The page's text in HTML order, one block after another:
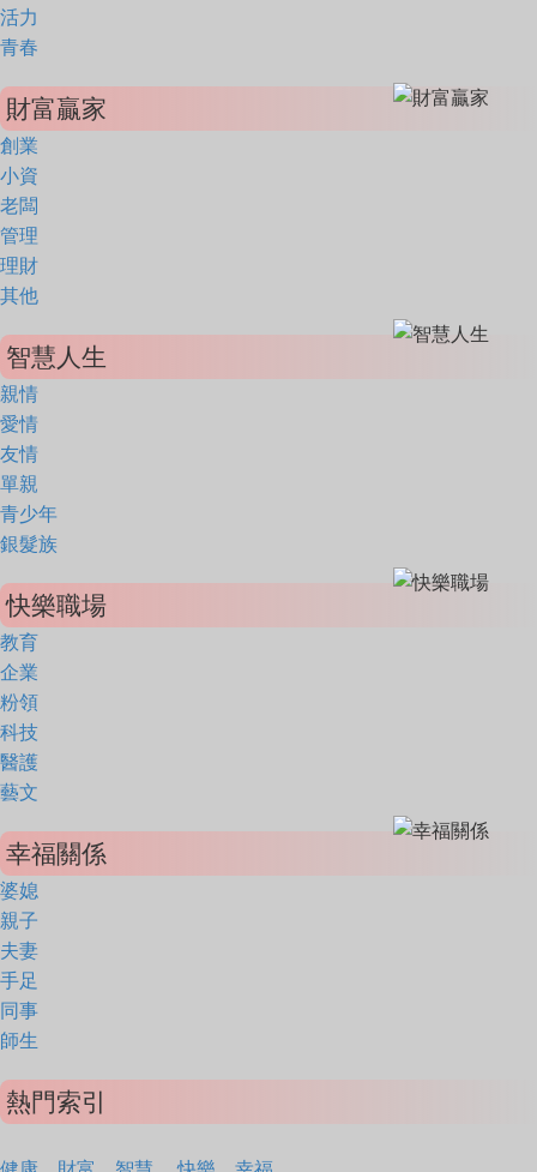
活力
青春
財富贏家
創業
小資
老闆
管理
理財
其他
智慧人生
親情
愛情
友情
單親
青少年
銀髮族
快樂職場
教育
企業
粉領
科技
醫護
藝文
幸福關係
婆媳
親子
夫妻
手足
同事
師生
熱門索引